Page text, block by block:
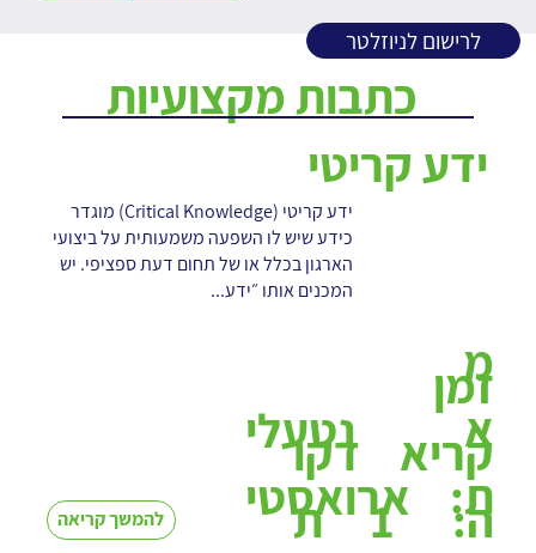
לרישום לניוזלטר
ידע קריטי
ידע קריטי (Critical Knowledge) מוגדר
כידע שיש לו השפעה משמעותית על ביצועי
הארגון בכלל או של תחום דעת ספציפי. יש
המכנים אותו ״ידע...
נטעלי
ארואסטי
מ
א
ת:
להמשך קריאה
דקו
ת
זמן
קריא
ה:
1
כתבות מקצועיות